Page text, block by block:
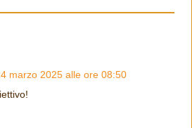
marzo 2025 alle ore 08:50